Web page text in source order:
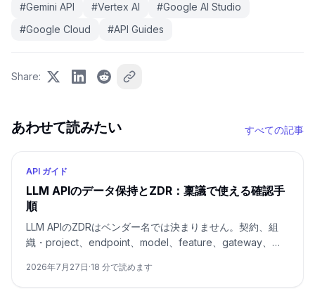
#Gemini API #Vertex AI #Google AI Studio
#Google Cloud #API Guides
Share:
あわせて読みたい すべての記事
API ガイド
LLM APIのデータ保持とZDR：稟議で使える確認手
順
LLM APIのZDRはベンダー名では決まりません。契約、組
織・project、endpoint、model、feature、gateway、自
です。
2026年7月27日 ·18 分で読めます